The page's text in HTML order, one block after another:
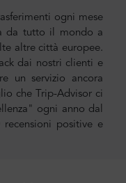
ogni mese
da tutto il mondo a
altre città europee.
dai nostri clienti e
un servizio ancora
che Trip-Advisor ci
ogni anno dal
positive e